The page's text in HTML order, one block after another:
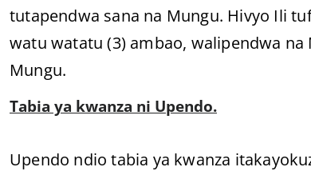
tutapendwa sana na Mungu. Hivyo Ili
watu watatu (3) ambao, walipendwa
Mungu.
Tabia ya kwanza ni Upendo.
Upendo ndio tabia ya kwanza